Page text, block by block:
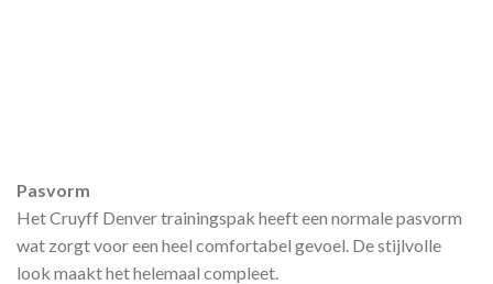
Pasvorm
Het Cruyff Denver trainingspak heeft een normale pasvorm
wat zorgt voor een heel comfortabel gevoel. De stijlvolle
look maakt het helemaal compleet.